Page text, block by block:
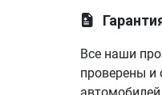
Все наши
проверены и